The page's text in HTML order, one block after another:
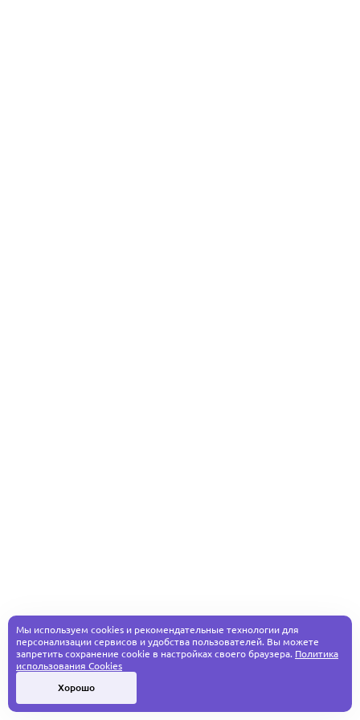
Мы используем cookies и рекомендательные технологии для
персонализации сервисов и удобства пользователей. Вы можете
запретить сохранение cookie в настройках своего браузера. Политика
использования Cookies
Хорошо